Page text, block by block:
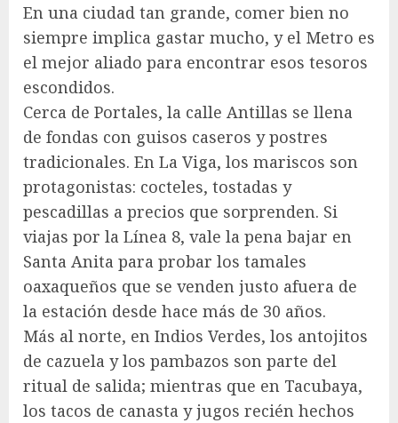
En una ciudad tan grande, comer bien no
siempre implica gastar mucho, y el Metro es
el mejor aliado para encontrar esos tesoros
escondidos.
Cerca de Portales, la calle Antillas se llena
de fondas con guisos caseros y postres
tradicionales. En La Viga, los mariscos son
protagonistas: cocteles, tostadas y
pescadillas a precios que sorprenden. Si
viajas por la Línea 8, vale la pena bajar en
Santa Anita para probar los tamales
oaxaqueños que se venden justo afuera de
la estación desde hace más de 30 años.
Más al norte, en Indios Verdes, los antojitos
de cazuela y los pambazos son parte del
ritual de salida; mientras que en Tacubaya,
los tacos de canasta y jugos recién hechos